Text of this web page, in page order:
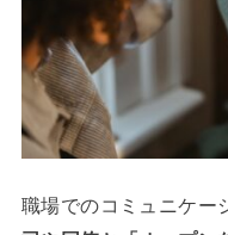
職場でのコミュニケー